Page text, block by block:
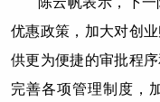
优惠政策，加大对创
供更为便捷的审批程
完善各项管理制度，